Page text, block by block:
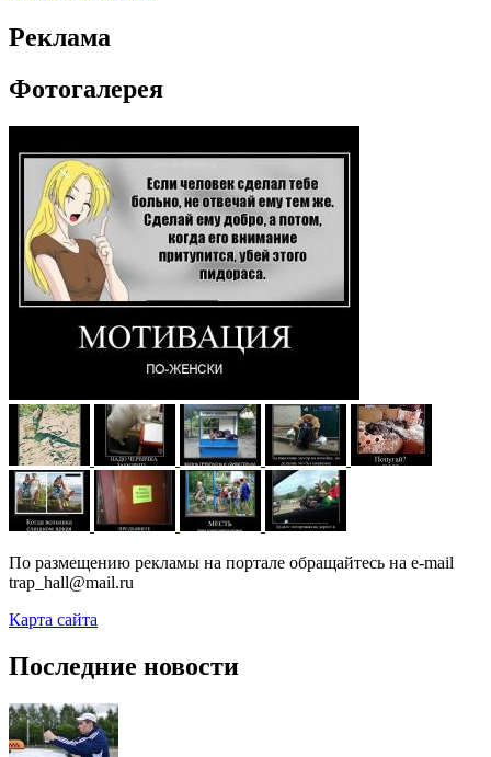
Реклама
Фотогалерея
По размещению рекламы на портале обращайтесь на e-mail
trap_hall@mail.ru
Карта сайта
Последние новости